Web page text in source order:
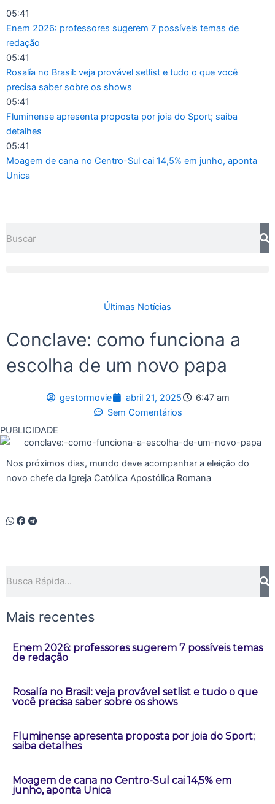
conteúdo
05:41
Enem 2026: professores sugerem 7 possíveis temas de
redação
05:41
Rosalía no Brasil: veja provável setlist e tudo o que você
precisa saber sobre os shows
05:41
Fluminense apresenta proposta por joia do Sport; saiba
detalhes
05:41
Moagem de cana no Centro-Sul cai 14,5% em junho, aponta
Unica
Últimas Notícias
Conclave: como funciona a
escolha de um novo papa
gestormovie abril 21, 2025
6:47 am
Sem Comentários
PUBLICIDADE
Nos próximos dias, mundo deve acompanhar a eleição do
novo chefe da Igreja Católica Apostólica Romana
Mais recentes
Enem 2026: professores sugerem 7 possíveis temas
de redação
Rosalía no Brasil: veja provável setlist e tudo o que
você precisa saber sobre os shows
Fluminense apresenta proposta por joia do Sport;
saiba detalhes
Moagem de cana no Centro-Sul cai 14,5% em
junho, aponta Unica